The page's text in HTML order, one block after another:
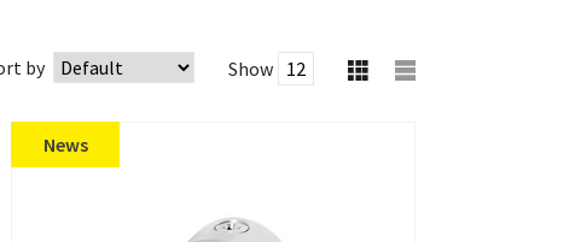
Show
by
News